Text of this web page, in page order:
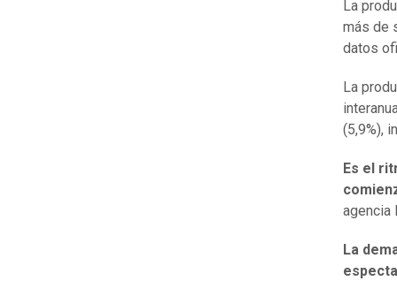
La
más de
datos
La
(5,9%),
Es el
agencia
La